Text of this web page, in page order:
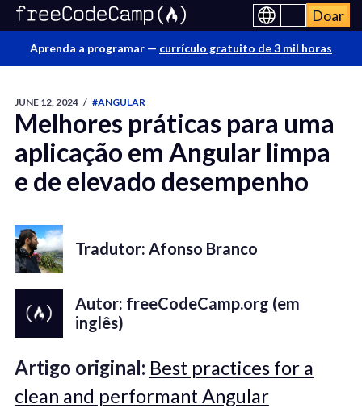
Doar
Aprenda a programar — currículo gratuito de 3 mil horas
JUNE 12, 2024 / #ANGULAR
Melhores práticas para uma
aplicação em Angular limpa
e de elevado desempenho
Tradutor: Afonso Branco
Autor: freeCodeCamp.org (em
inglês)
Artigo original: Best practices for a
clean and performant Angular